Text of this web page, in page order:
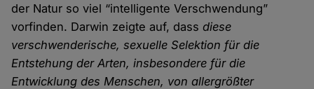
der Natur so viel “intelligente Verschwendung”
vorfinden. Darwin zeigte auf, dassdiese
verschwenderische, sexuelle Selektion für die
Entstehung der Arten, insbesondere für die
Entwicklung des Menschen, von allergrößter